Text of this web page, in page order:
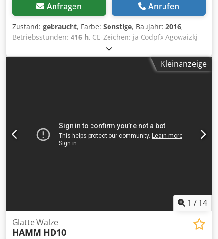
Anfragen Anrufen
Zustand: gebraucht, Farbe: Sonstige, Baujahr: 2016,
Betriebsstunden: 416 h, CE-Zeichen: ja Codpfx Agowaizkj
Esrf Maschinen zum Verkauf! Auf unserer Website finden
Sie eine Vielzahl von Maschinen, die zum Kauf angeboten
werden. Wir haben mehr Optionen als das, was Sie online
Deutsch, Englisch, Französisch, Niederländisch, Spanisch
und Russisch zur Verfügung. Entdecken Sie unser breites
Angebot an zuverlässigen Maschinen.
Kleinanzeige
1 / 14
Glatte Walze
HAMM HD10